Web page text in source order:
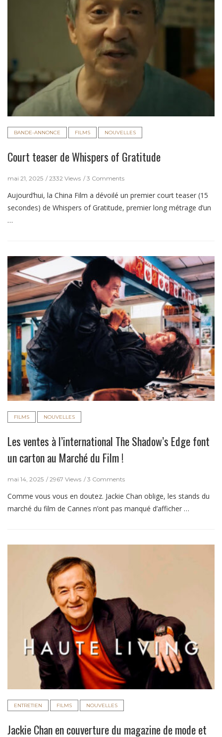
BANDE-ANNONCE FILMS NOUVELLES
Court teaser de Whispers of Gratitude
mai 21, 2025 2332 Views 3 Comments
Aujourd’hui, la China Film a dévoilé un premier court teaser (15
secondes) de Whispers of Gratitude, premier long métrage d’un
…
FILMS NOUVELLES
Les ventes à l’international The Shadow’s Edge font
un carton au Marché du Film !
mai 14, 2025 2967 Views 3 Comments
Comme vous vous en doutez. Jackie Chan oblige, les stands du
marché du film de Cannes n’ont pas manqué d’afficher …
ENTRETIEN FILMS NOUVELLES
Jackie Chan en couverture du magazine de mode et